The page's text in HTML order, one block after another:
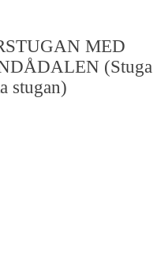
MED
(Stuga
stugan)